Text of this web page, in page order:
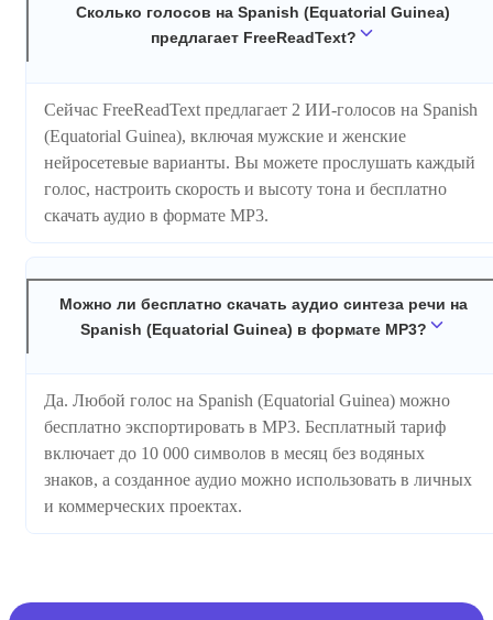
Сколько голосов на Spanish (Equatorial Guinea)
предлагает FreeReadText?
Сейчас FreeReadText предлагает 2 ИИ-голосов на Spanish
(Equatorial Guinea), включая мужские и женские
нейросетевые варианты. Вы можете прослушать каждый
голос, настроить скорость и высоту тона и бесплатно
скачать аудио в формате MP3.
Можно ли бесплатно скачать аудио синтеза речи на
Spanish (Equatorial Guinea) в формате MP3?
Да. Любой голос на Spanish (Equatorial Guinea) можно
бесплатно экспортировать в MP3. Бесплатный тариф
включает до 10 000 символов в месяц без водяных
знаков, а созданное аудио можно использовать в личных
и коммерческих проектах.